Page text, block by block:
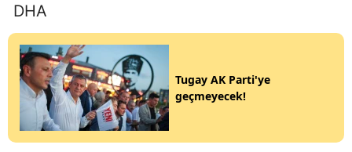
DHA
Tugay AK Parti'ye
geçmeyecek!